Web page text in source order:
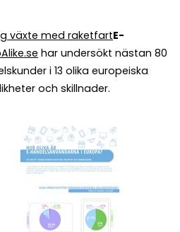
växte med raketfartE-
har undersökt nästan 80
i 13 olika europeiska
och skillnader.